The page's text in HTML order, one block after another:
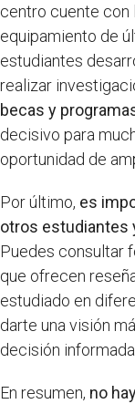
centro cuente con
equipamiento de
estudiantes
realizar
becas y
decisivo para
oportunidad de
Por último, es
otros estudiantes
Puedes consultar
que ofrecen
estudiado en
darte una visión
decisión informada.
En resumen, no